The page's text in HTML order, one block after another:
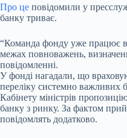
Про це повідомили у
банку триває.
“Команда фонду уже працює в
межах повноважень,
повідомленні.
У фонді нагадали, що
переліку системно важливих
Кабінету міністрів
банку з ринку. За фактом
повідомлять додатково.